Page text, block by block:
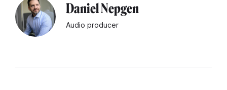
Daniel Nepgen
Audio producer